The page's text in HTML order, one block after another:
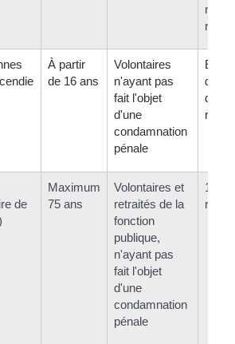
non
À partir
de 16 ans
Volontaires
n'ayant pas
fait l'objet
d'une
condamnation
pénale
de 1
de
Maximum
75 ans
Volontaires et
retraités de la
fonction
publique,
n'ayant pas
fait l'objet
d'une
condamnation
pénale
1 an